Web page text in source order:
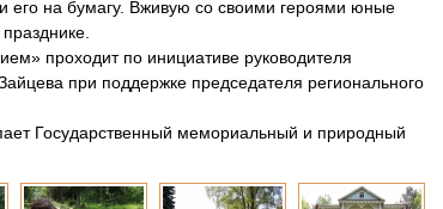
его на бумагу. Вживую со своими героями юные
проходит по инициативе руководителя
при поддержке председателя регионального
Государственный мемориальный и природный